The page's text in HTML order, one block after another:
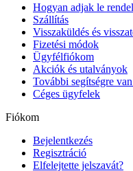
Hogyan adjak le
Szállítás
Visszaküldés és
Fizetési módok
Ügyfélfiókom
Akciók és utalványok
További segítségre
Céges ügyfelek
Fiókom
Bejelentkezés
Regisztráció
Elfelejtette jelszavát?